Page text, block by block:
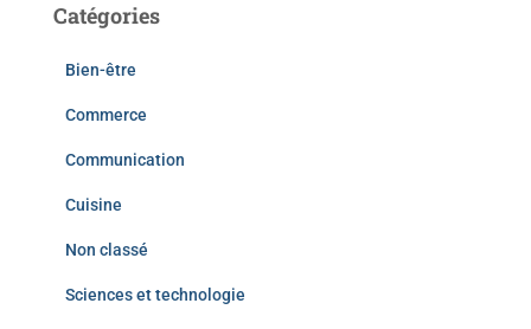
Catégories
Bien-être
Commerce
Communication
Cuisine
Non classé
Sciences et technologie